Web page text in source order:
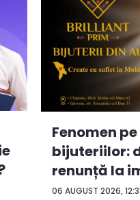
06 AUGUST 2026,
Fenomen
bijuteriilor:
renunță la
...